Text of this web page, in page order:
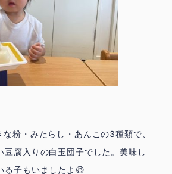
粉・みたらし・あんこの3種類で、
豆腐入りの白玉団子でした。美味し
る子もいましたよ😆